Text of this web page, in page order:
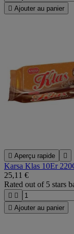
 Ajouter au panier
 Aperçu rapide 
Karsa Klas 10Er
25,11 €
Rated out of 5 stars
 
 Ajouter au panier